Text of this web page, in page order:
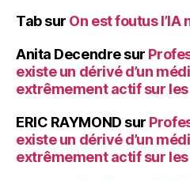
Tabsur On est foutus l’IA
Anita Decendresur
existe un dérivé d’un
extrêmement actif sur
ERIC RAYMOND sur
existe un dérivé d’un
extrêmement actif sur